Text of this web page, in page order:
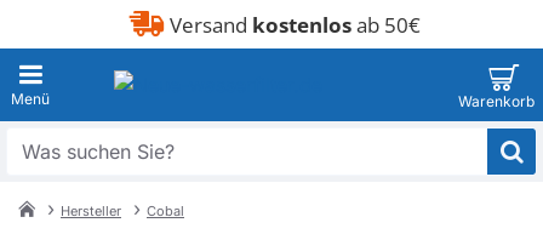
Versand kostenlosab 50€
Was
Sie?
Hersteller Cobal